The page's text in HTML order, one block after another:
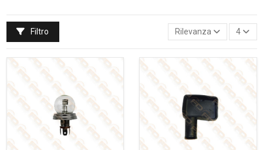
Filtro Rilevanza 4